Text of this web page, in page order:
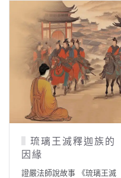
琉璃王滅釋迦族的
因緣
證嚴法師說故事 《琉璃王滅